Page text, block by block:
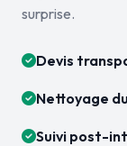
surprise.
Devis
Nettoyage
Suivi post-